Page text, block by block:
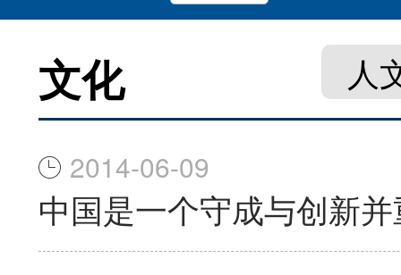
文化 人
2014-06-09
中国是一个守成与创新